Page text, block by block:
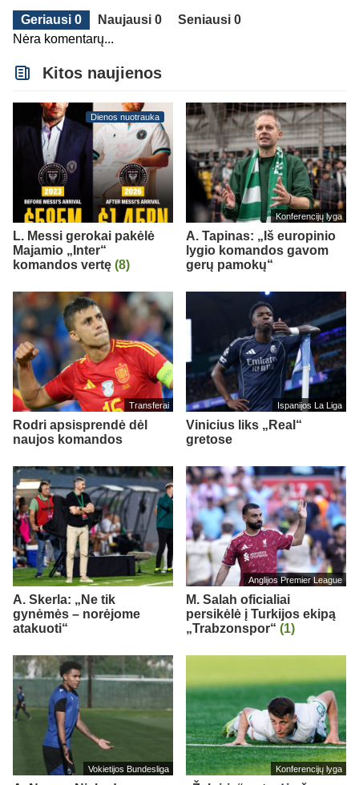
Geriausi 0 Naujausi 0
Seniausi 0
Nėra komentarų...
Kitos naujienos
Dienos nuotrauka
L. Messi gerokai pakėlė
Majamio „Inter“
komandos vertę (8)
Konferencijų lyga
A. Tapinas: „Iš europinio
lygio komandos gavom
gerų pamokų“
Transferai
Rodri apsisprendė dėl
naujos komandos
Ispanijos La Liga
Vinicius liks „Real“
gretose
A. Skerla: „Ne tik
gynėmės – norėjome
atakuoti“
Anglijos Premier League
M. Salah oficialiai
persikėlė į Turkijos ekipą
„Trabzonspor“ (1)
Vokietijos Bundesliga Konferencijų lyga